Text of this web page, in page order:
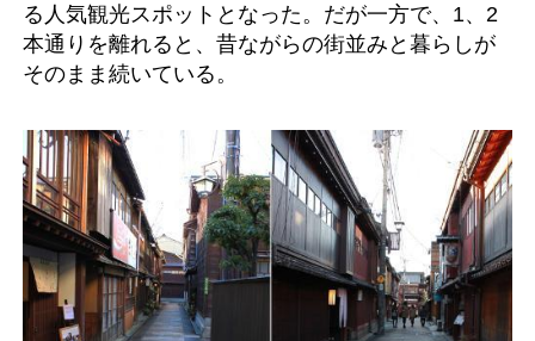
る人気観光スポットとなった。だが一方で、1、2
本通りを離れると、昔ながらの街並みと暮らしが
そのまま続いている。